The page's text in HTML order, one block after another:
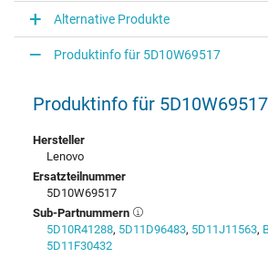
Alternative Produkte
Produktinfo für 5D10W69517
Produktinfo für 5D10W69517
Hersteller
Lenovo
Ersatzteilnummer
5D10W69517
Sub-Partnummern
5D10R41288, 5D11D96483, 5D11J11563,
5D11F30432